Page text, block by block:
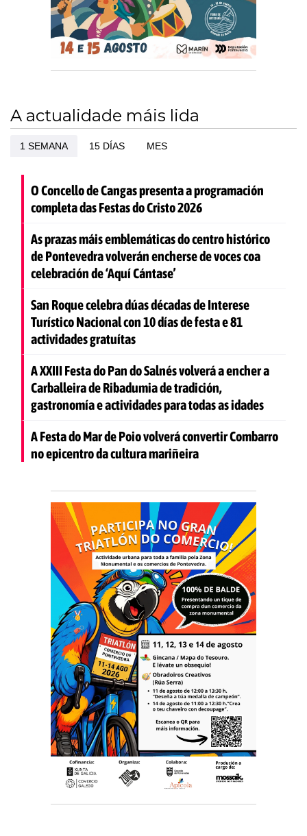
A actualidade máis lida
1 SEMANA 15 DÍAS MES
O Concello de Cangas presenta a programación
completa das Festas do Cristo 2026
As prazas máis emblemáticas do centro histórico
de Pontevedra volverán encherse de voces coa
celebración de ‘Aquí Cántase’
San Roque celebra dúas décadas de Interese
Turístico Nacional con 10 días de festa e 81
actividades gratuítas
A XXIII Festa do Pan do Salnés volverá a encher a
Carballeira de Ribadumia de tradición,
gastronomía e actividades para todas as idades
A Festa do Mar de Poio volverá convertir Combarro
no epicentro da cultura mariñeira